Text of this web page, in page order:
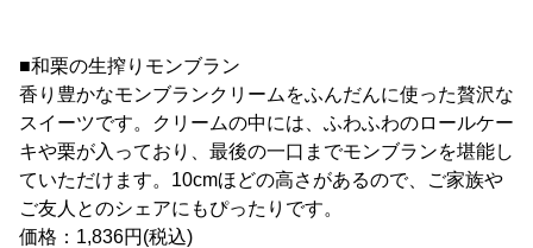
■和栗の生搾りモンブラン
香り豊かなモンブランクリームをふんだんに使った贅沢な
スイーツです。クリームの中には、ふわふわのロールケー
キや栗が入っており、最後の一口までモンブランを堪能し
ていただけます。10cmほどの高さがあるので、ご家族や
ご友人とのシェアにもぴったりです。
価格：1,836円(税込)